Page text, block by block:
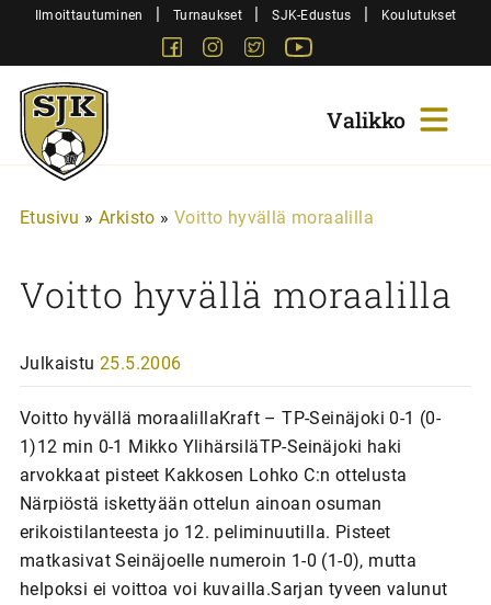
SiirryIlmoittautuminen | Turnaukset | SJK-Edustus | Koulutukset
FacebookInstagram
Twitter
Sjk-
Juniorit
Etusivu » Arkisto » Voitto hyvällä moraalilla
Voitto hyvällä moraalilla
Julkaistu 25.5.2006
Voitto hyvällä moraalillaKraft – TP-Seinäjoki 0-1 (0-
1)12 min 0-1 Mikko YlihärsiläTP-Seinäjoki haki
arvokkaat pisteet Kakkosen Lohko C:n ottelusta
Närpiöstä iskettyään ottelun ainoan osuman
erikoistilanteesta jo 12. peliminuutilla. Pisteet
matkasivat Seinäjoelle numeroin 1-0 (1-0), mutta
helpoksi ei voittoa voi kuvailla.Sarjan tyveen valunut